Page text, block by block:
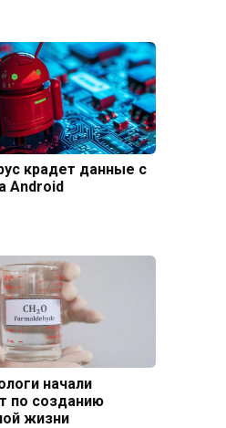
крадет данные с
Android
начали
по созданию
жизни